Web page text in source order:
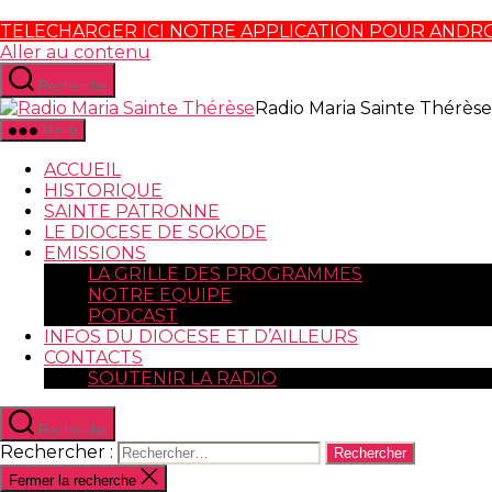
TELECHARGER ICI NOTRE APPLICATION POUR
Aller au contenu
Recherche
Radio Maria Sainte Thérèse
Menu
ACCUEIL
HISTORIQUE
SAINTE PATRONNE
LE DIOCESE DE SOKODE
EMISSIONS
LA GRILLE DES PROGRAMMES
NOTRE EQUIPE
PODCAST
INFOS DU DIOCESE ET D’AILLEURS
CONTACTS
SOUTENIR LA RADIO
Recherche
Rechercher :
Fermer la recherche